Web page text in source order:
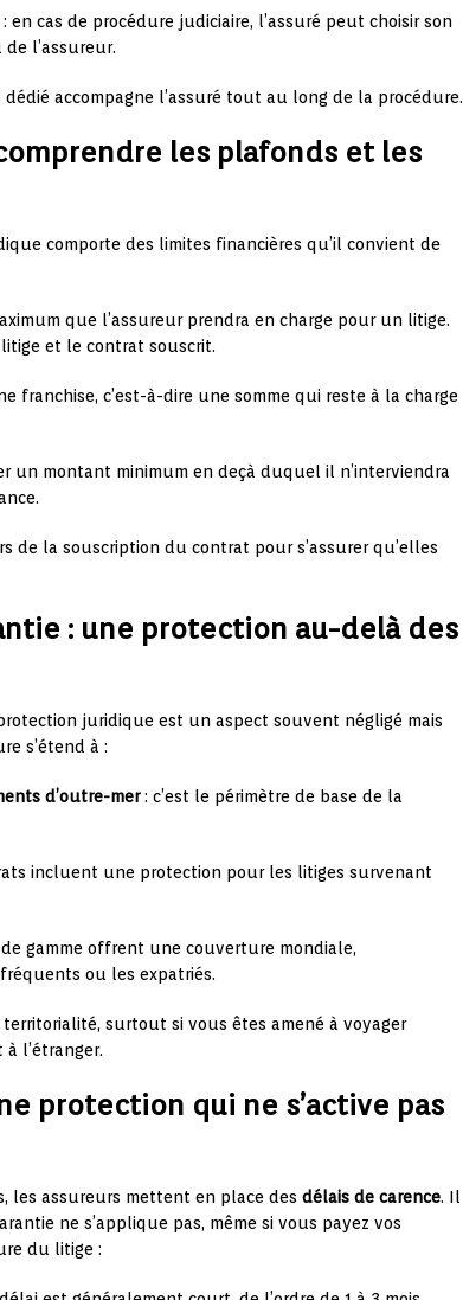
: en cas de procédure judiciaire, l’assuré peut choisir son
l’assureur.
accompagne l’assuré tout au long de la procédure.
les plafonds et les
comporte des limites financières qu’il convient de
que l’assureur prendra en charge pour un litige.
et le contrat souscrit.
franchise, c’est-à-dire une somme qui reste à la charge
un montant minimum en deçà duquel il n’interviendra
de la souscription du contrat pour s’assurer qu’elles
: une protection au-delà des
juridique est un aspect souvent négligé mais
s’étend à :
d’outre-mer: c’est le périmètre de base de la
incluent une protection pour les litiges survenant
gamme offrent une couverture mondiale,
ou les expatriés.
surtout si vous êtes amené à voyager
l’étranger.
protection qui ne s’active pas
les assureurs mettent en place des délais de carence. Il
ne s’applique pas, même si vous payez vos
du litige :